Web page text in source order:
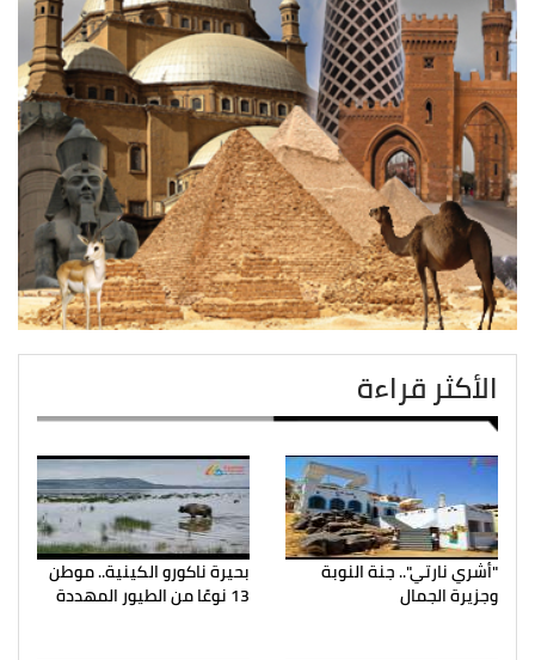
الأكثر قراءة
"أشري نارتي".. جنة النوبة
وجزيرة الجمال
بحيرة ناكورو الكينية.. موطن
13 نوعًا من الطيور المهددة